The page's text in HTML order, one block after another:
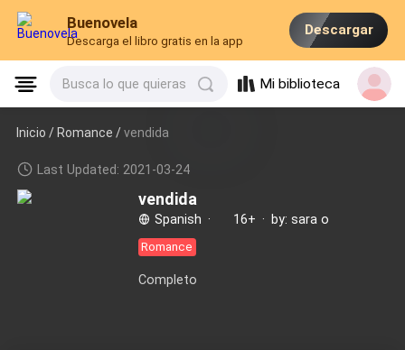
Buenovela
Descarga el libro gratis en la app
Descargar
Busca lo que quieras Mi biblioteca
Inicio /Romance /vendida
Last Updated: 2021-03-24
vendida
Spanish · 16+ · by: sara o
Romance
Completo